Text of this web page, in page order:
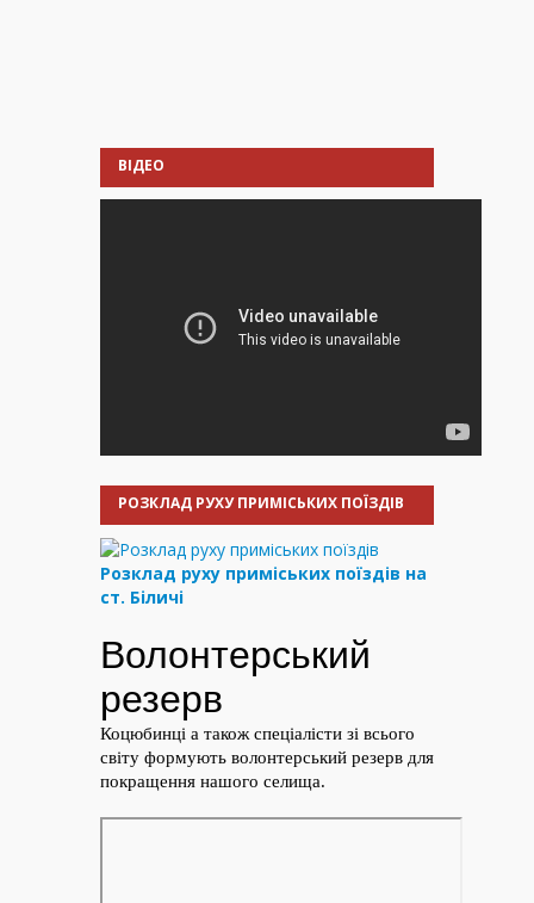
ВІДЕО
РОЗКЛАД РУХУ ПРИМІСЬКИХ ПОЇЗДІВ
Розклад руху приміських поїздів на
ст. Біличі